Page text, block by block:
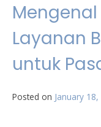
Layanan
untuk
Posted on January